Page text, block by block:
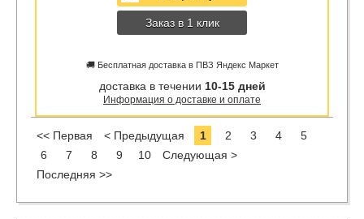
Заказ в 1 клик
🚚 Бесплатная доставка в ПВЗ Яндекс Маркет
доставка в течении 10-15 дней
Информация о доставке и оплате
<< Первая < Предыдущая 1 2 3 4
5
6
7 8 9 10
Следующая >
Последняя >>